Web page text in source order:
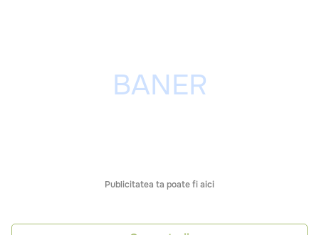
Publicitatea ta poate fi aici